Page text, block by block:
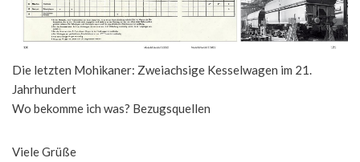
Die letzten Mohikaner: Zweiachsige Kesselwagen im 21.
Jahrhundert
Wo bekomme ich was? Bezugsquellen
Viele Grüße